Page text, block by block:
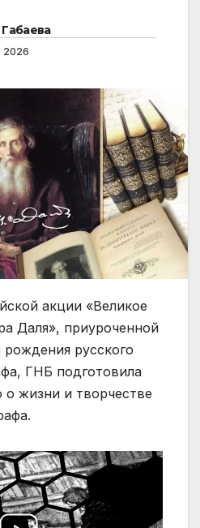
акции «Великое
Даля», приуроченной
русского
ГНБ подготовила
жизни и творчестве